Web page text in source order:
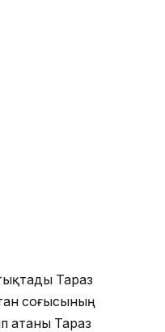
Тараз
соғысының
атаны Тараз